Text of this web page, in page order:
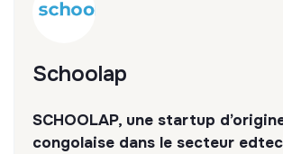
Schoolap
SCHOOLAP, une startup
congolaise dans le secteur